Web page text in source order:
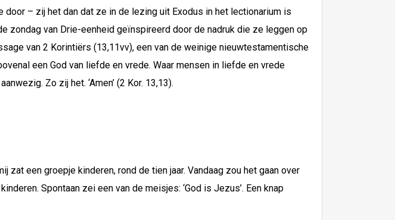
– zij het dan dat ze in de lezing uit Exodus in het lectionarium is
van Drie-eenheid geïnspireerd door de nadruk die ze leggen op
van 2 Korintiërs (13,11vv), een van de weinige nieuwtestamentische
een God van liefde en vrede. Waar mensen in liefde en vrede
Zo zij het. ‘Amen’ (2 Kor. 13,13).
een groepje kinderen, rond de tien jaar. Vandaag zou het gaan over
Spontaan zei een van de meisjes: ‘God is Jezus’. Een knap